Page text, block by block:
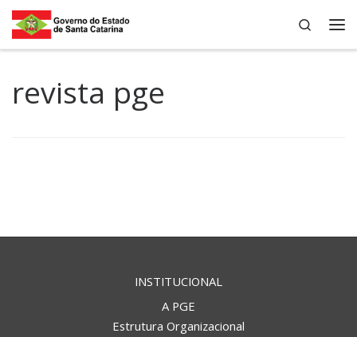
Skip to content
Search
revista pge
INSTITUCIONAL
A PGE
Estrutura Organizacional